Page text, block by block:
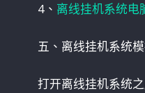
4、 离线挂机系统电
五、离线挂机系统
打开离线挂机系统